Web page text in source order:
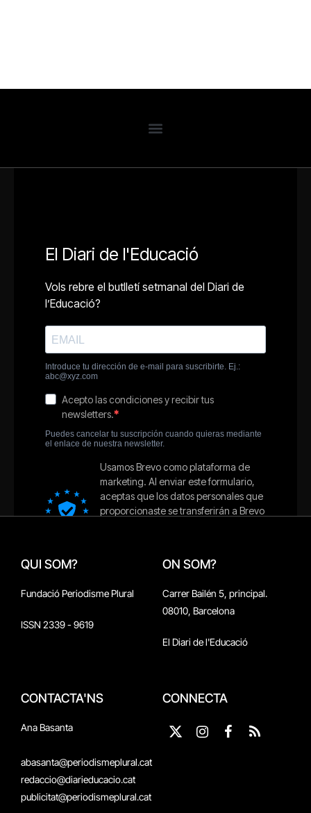
QUI SOM?
Fundació Periodisme Plural
ISSN 2339 - 9619
ON SOM?
Carrer Bailén 5, principal.
08010, Barcelona
El Diari de l'Educació
CONTACTA'NS
Ana Basanta
abasanta@periodismeplural.cat
redaccio@diarieducacio.cat
publicitat@periodismeplural.cat
CONNECTA
X
Instagram
Facebook
RSS